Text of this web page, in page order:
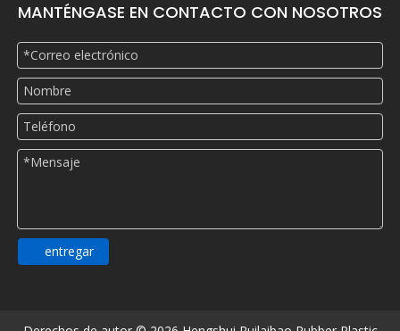
MANTÉNGASE EN CONTACTO CON NOSOTROS
entregar